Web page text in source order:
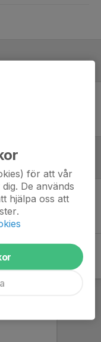
för att vår
De används
hjälpa oss att